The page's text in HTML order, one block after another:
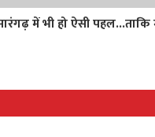
में भी हो ऐसी